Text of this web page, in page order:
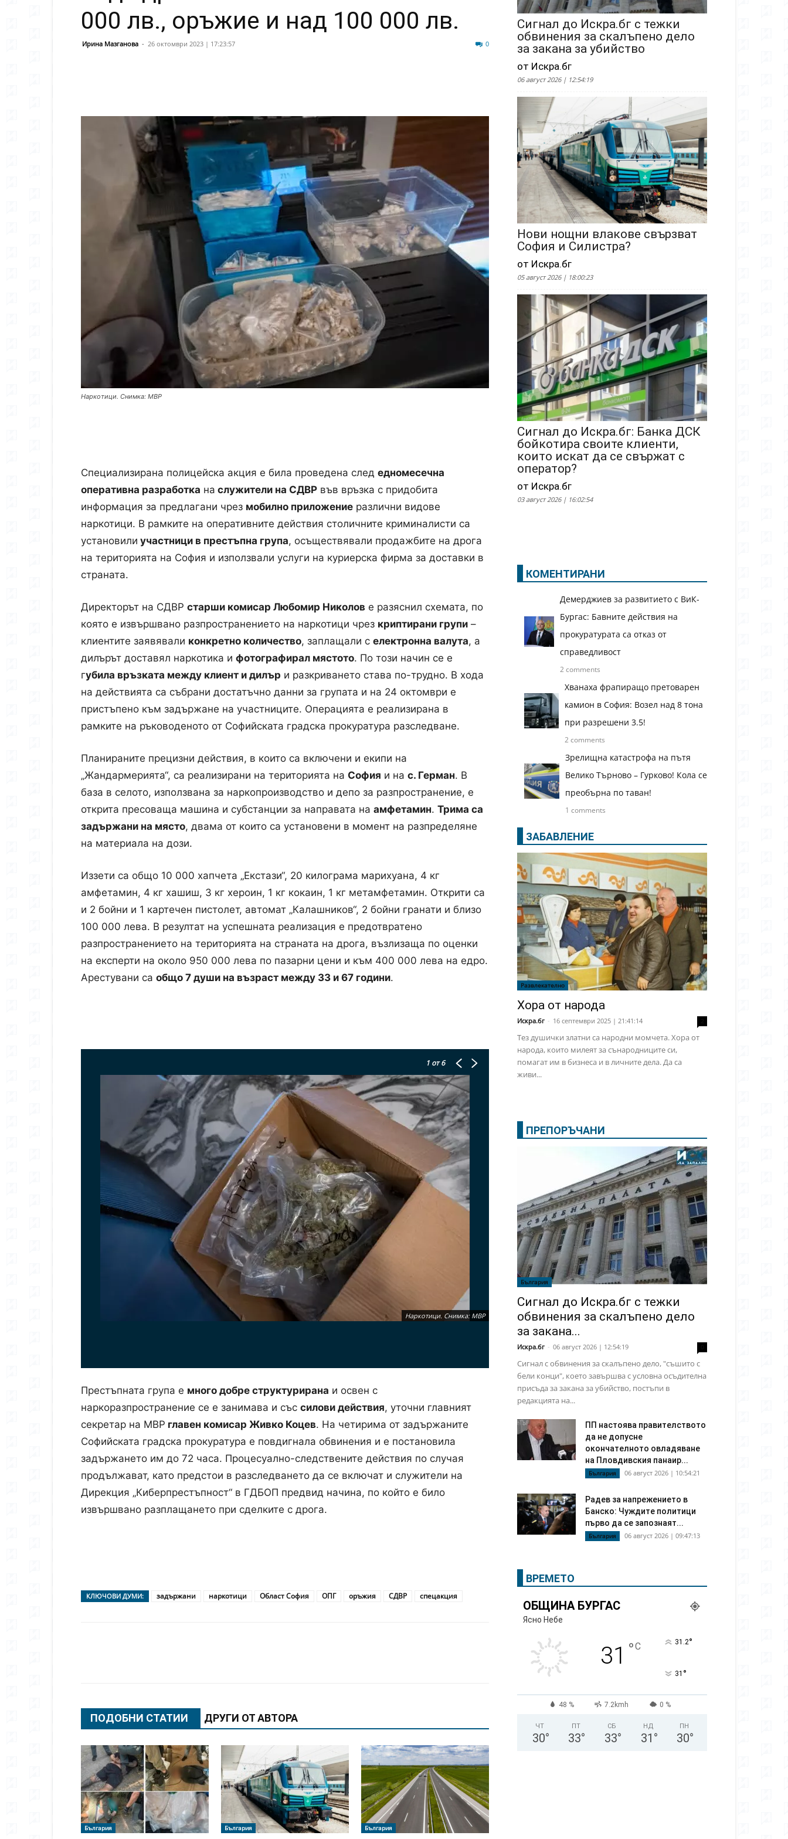
000 лв., оръжие и над 100 000 лв.
Ирина Мазганова - 26 октомври 2023 | 17:23:57 0
Наркотици. Снимка: МВР
Специализирана полицейска акция е била проведена след едномесечна
оперативна разработка на служители на СДВР във връзка с придобита
информация за предлагани чрез мобилно приложение различни видове
наркотици. В рамките на оперативните действия столичните криминалисти са
установили участници в престъпна група, осъществявали продажбите на дрога
на територията на София и използвали услуги на куриерска фирма за доставки в
страната.
Директорът на СДВР старши комисар Любомир Николов е разяснил схемата, по
която е извършвано разпространението на наркотици чрез криптирани групи –
клиентите заявявали конкретно количество, заплащали с електронна валута, а
дилърът доставял наркотика и фотографирал мястото. По този начин се е
губила връзката между клиент и дилър и разкриването става по-трудно. В хода
на действията са събрани достатъчно данни за групата и на 24 октомври е
пристъпено към задържане на участниците. Операцията е реализирана в
рамките на ръководеното от Софийската градска прокуратура разследване.
Планираните прецизни действия, в които са включени и екипи на
„Жандармерията“, са реализирани на територията на София и на с. Герман. В
база в селото, използвана за наркопроизводство и депо за разпространение, е
открита пресоваща машина и субстанции за направата на амфетамин. Трима са
задържани на място, двама от които са установени в момент на разпределяне
на материала на дози.
Иззети са общо 10 000 хапчета „Екстази“, 20 килограма марихуана, 4 кг
амфетамин, 4 кг хашиш, 3 кг хероин, 1 кг кокаин, 1 кг метамфетамин. Открити са
и 2 бойни и 1 картечен пистолет, автомат „Калашников“, 2 бойни гранати и близо
100 000 лева. В резултат на успешната реализация е предотвратено
разпространението на територията на страната на дрога, възлизаща по оценки
на експерти на около 950 000 лева по пазарни цени и към 400 000 лева на едро.
Арестувани са общо 7 души на възраст между 33 и 67 години.
1 от 6
Наркотици. Снимка: МВР
Оръжия. Снимка: МВР
Престъпната група е много добре структурирана и освен с
наркоразпространение се е занимава и със силови действия, уточни главният
секретар на МВР главен комисар Живко Коцев. На четирима от задържаните
Софийската градска прокуратура е повдигнала обвинения и е постановила
задържането им до 72 часа. Процесуално-следствените действия по случая
продължават, като предстои в разследването да се включат и служители на
Дирекция „Киберпрестъпност“ в ГДБОП предвид начина, по който е било
извършвано разплащането при сделките с дрога.
КЛЮЧОВИ ДУМИ: задържани наркотици Област София ОПГ оръжия СДВР спецакция
ПОДОБНИ СТАТИИ ДРУГИ ОТ АВТОРА
България България България
Сигнал до Искра.бг с тежки
обвинения за скалъпено дело
за закана за убийство
от Искра.бг
06 август 2026 | 12:54:19
Нови нощни влакове свързват
София и Силистра?
от Искра.бг
05 август 2026 | 18:00:23
Сигнал до Искра.бг: Банка ДСК
бойкотира своите клиенти,
които искат да се свържат с
оператор?
от Искра.бг
03 август 2026 | 16:02:54
КОМЕНТИРАНИ
Демерджиев за развитието с ВиК-
Бургас: Бавните действия на
прокуратурата са отказ от
справедливост
2 comments
Хванаха фрапиращо претоварен
камион в София: Возел над 8 тона
при разрешени 3.5!
2 comments
Зрелищна катастрофа на пътя
Велико Търново – Гурково! Кола се
преобърна по таван!
1 comments
ЗАБАВЛЕНИЕ
Развлекателно
Хора от народа
Искра.бг - 16 септември 2025 | 21:41:14
Тез душички златни са народни момчета. Хора от
народа, които милеят за сънародниците си,
помагат им в бизнеса и в личните дела. Да са
живи...
ПРЕПОРЪЧАНИ
България
Сигнал до Искра.бг с тежки
обвинения за скалъпено дело
за закана...
Искра.бг - 06 август 2026 | 12:54:19
Сигнал с обвинения за скалъпено дело, "съшито с
бели конци", което завършва с условна осъдителна
присъда за закана за убийство, постъпи в
редакцията на...
ПП настоява правителството
да не допусне
окончателното овладяване
на Пловдивския панаир...
България 06 август 2026 | 10:54:21
Радев за напрежението в
Банско: Чуждите политици
първо да се запознаят...
България 06 август 2026 | 09:47:13
ВРЕМЕТО
ОБЩИНА БУРГАС
Ясно Небе
31 °C 31.2°
31 °
48 % 7.2kmh 0 %
ЧТ
30°
ПТ
33°
СБ
33°
НД
31 °
ПН
30°